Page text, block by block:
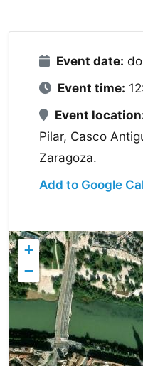
Event date:
Event time:
Event
Pilar, Casco
Zaragoza.
Add to Google
+
−